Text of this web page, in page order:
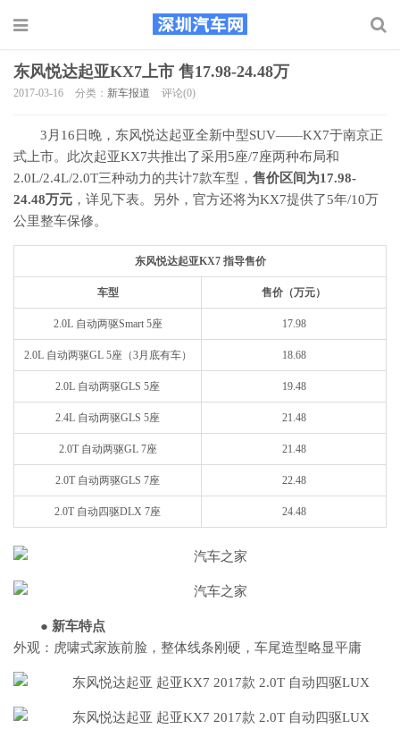
东风悦达起亚KX7上市 售17.98-24.48万
2017-03-16 分类： 新车报道 评论(0)
3月16日晚，东风悦达起亚全新中型SUV——KX7于南京正
式上市。此次起亚KX7共推出了采用5座/7座两种布局和
2.0L/2.4L/2.0T三种动力的共计7款车型， 售价区间为17.98-
24.48万元 ，详见下表。另外，官方还将为KX7提供了5年/10万
公里整车保修。
东风悦达起亚KX7 指导售价
车型 售价（万元）
2.0L 自动两驱Smart 5座 17.98
2.0L 自动两驱GL 5座（3月底有车） 18.68
2.0L 自动两驱GLS 5座 19.48
2.4L 自动两驱GLS 5座 21.48
2.0T 自动两驱GL 7座 21.48
2.0T 自动两驱GLS 7座 22.48
2.0T 自动四驱DLX 7座 24.48
● 新车特点
外观：虎啸式家族前脸，整体线条刚硬，车尾造型略显平庸